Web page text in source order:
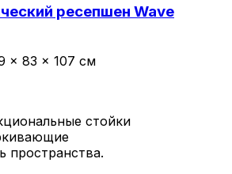
ресепшен Wave
× 83 × 107 см
стойки
пространства.